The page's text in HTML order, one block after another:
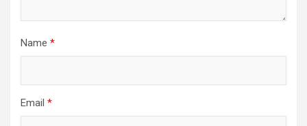
Name *
Email *